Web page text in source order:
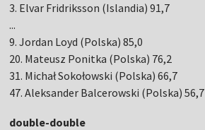
3. Elvar Fridriksson (Islandia) 91,7
...
9. Jordan Loyd (Polska) 85,0
20. Mateusz Ponitka (Polska) 76,2
31. Michał Sokołowski (Polska) 66,7
47. Aleksander Balcerowski (Polska) 56,7
double-double